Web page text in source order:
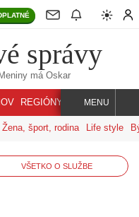
správy
má Oskar
REGIÓNY INDEX SVET
MENU
Žena, šport, rodina Life style
VŠETKO O SLUŽBE